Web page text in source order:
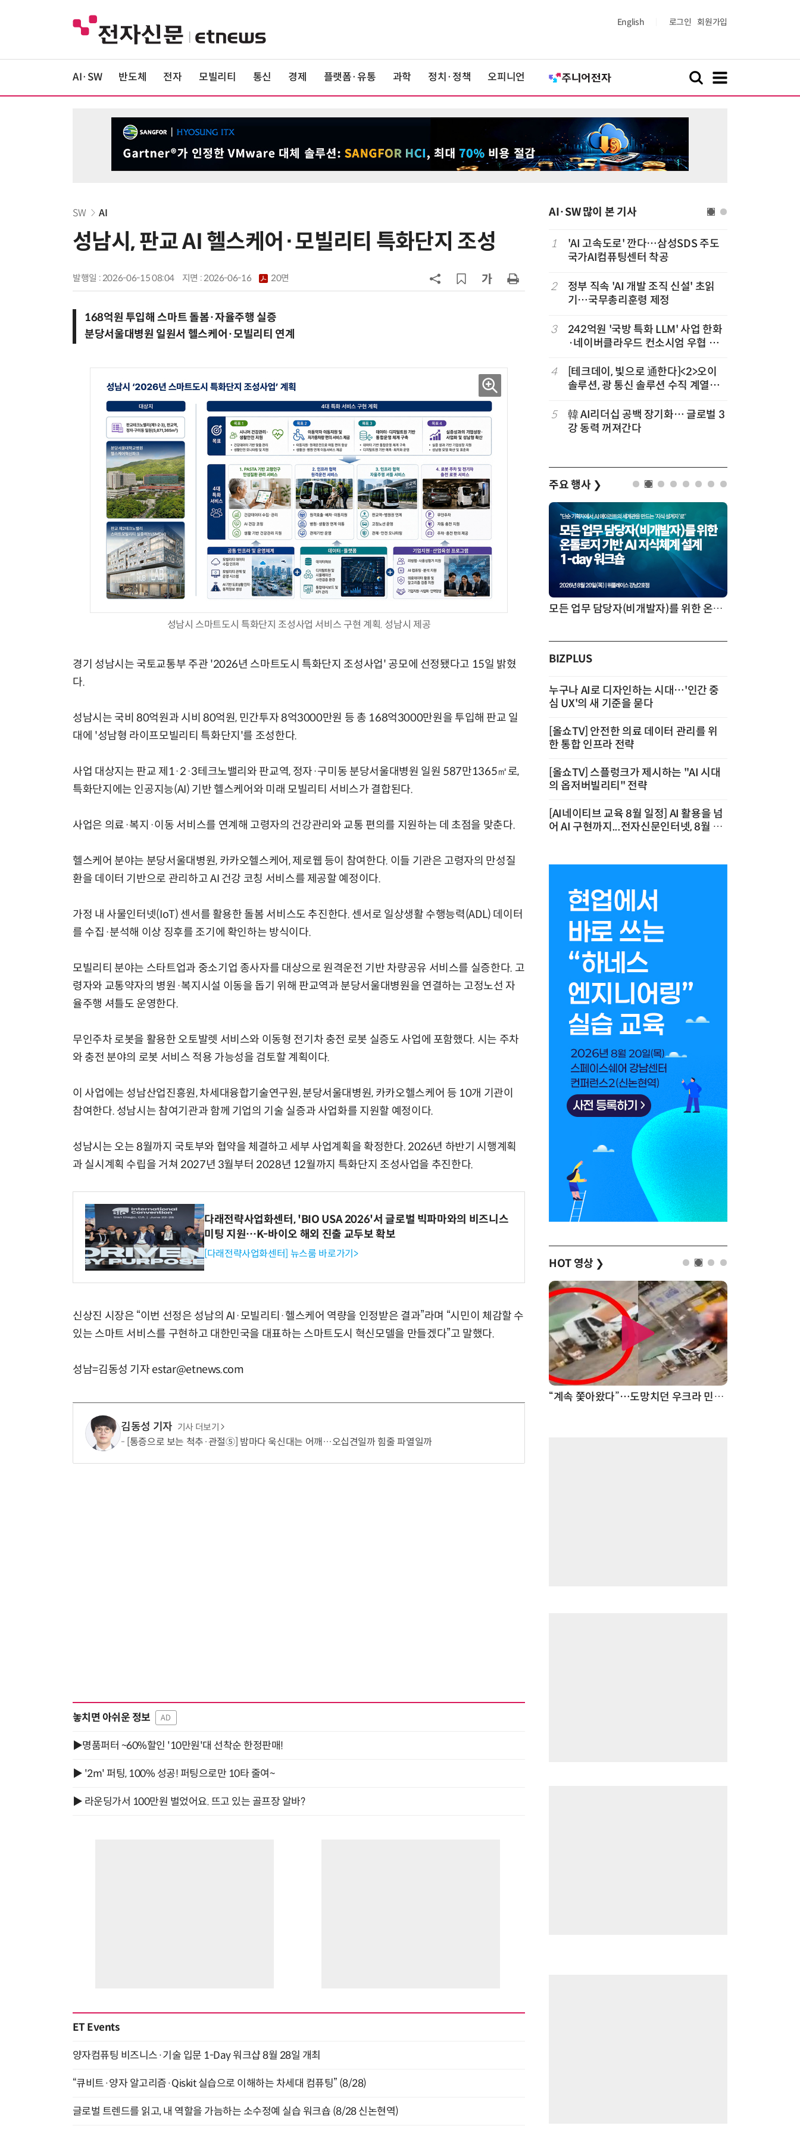
English 로그인 회원가입
AI·SW 반도체 전자 모빌리티 통신 경제 플랫폼·유통 과학 정치·정책 오피니언
SW AI
성남시, 판교 AI 헬스케어·모빌리티 특화단지 조성
발행일 : 2026-06-15 08:04 지면 :2026-06-16 20면
168억원 투입해 스마트 돌봄·자율주행 실증
분당서울대병원 일원서 헬스케어·모빌리티 연계
성남시 스마트도시 특화단지 조성사업 서비스 구현 계획. 성남시 제공
경기 성남시는 국토교통부 주관 '2026년 스마트도시 특화단지 조성사업' 공모에 선정됐다고 15일 밝혔
다.
성남시는 국비 80억원과 시비 80억원, 민간투자 8억3000만원 등 총 168억3000만원을 투입해 판교 일
대에 '성남형 라이프모빌리티 특화단지'를 조성한다.
사업 대상지는 판교 제1·2·3테크노밸리와 판교역, 정자·구미동 분당서울대병원 일원 587만1365㎡로,
특화단지에는 인공지능(AI) 기반 헬스케어와 미래 모빌리티 서비스가 결합된다.
사업은 의료·복지·이동 서비스를 연계해 고령자의 건강관리와 교통 편의를 지원하는 데 초점을 맞춘다.
헬스케어 분야는 분당서울대병원, 카카오헬스케어, 제로웹 등이 참여한다. 이들 기관은 고령자의 만성질
환을 데이터 기반으로 관리하고 AI 건강 코칭 서비스를 제공할 예정이다.
가정 내 사물인터넷(IoT) 센서를 활용한 돌봄 서비스도 추진한다. 센서로 일상생활 수행능력(ADL) 데이터
를 수집·분석해 이상 징후를 조기에 확인하는 방식이다.
모빌리티 분야는 스타트업과 중소기업 종사자를 대상으로 원격운전 기반 차량공유 서비스를 실증한다. 고
령자와 교통약자의 병원·복지시설 이동을 돕기 위해 판교역과 분당서울대병원을 연결하는 고정노선 자
율주행 셔틀도 운영한다.
무인주차 로봇을 활용한 오토발렛 서비스와 이동형 전기차 충전 로봇 실증도 사업에 포함했다. 시는 주차
와 충전 분야의 로봇 서비스 적용 가능성을 검토할 계획이다.
이 사업에는 성남산업진흥원, 차세대융합기술연구원, 분당서울대병원, 카카오헬스케어 등 10개 기관이
참여한다. 성남시는 참여기관과 함께 기업의 기술 실증과 사업화를 지원할 예정이다.
성남시는 오는 8월까지 국토부와 협약을 체결하고 세부 사업계획을 확정한다. 2026년 하반기 시행계획
과 실시계획 수립을 거쳐 2027년 3월부터 2028년 12월까지 특화단지 조성사업을 추진한다.
다래전략사업화센터, 'BIO USA 2026'서 글로벌 빅파마와의 비즈니스
미팅 지원…K-바이오 해외 진출 교두보 확보
[다래전략사업화센터] 뉴스룸 바로가기>
신상진 시장은 “이번 선정은 성남의 AI·모빌리티·헬스케어 역량을 인정받은 결과”라며 “시민이 체감할 수
있는 스마트 서비스를 구현하고 대한민국을 대표하는 스마트도시 혁신모델을 만들겠다”고 말했다.
성남=김동성 기자 estar@etnews.com
김동성 기자 기사 더보기
[통증으로 보는 척추·관절⑤] 밤마다 욱신대는 어깨…오십견일까 힘줄 파열일까
놓치면 아쉬운 정보 AD
▶명품퍼터 ~60%할인 '10만원'대 선착순 한정판매!
▶ '2m' 퍼팅, 100% 성공! 퍼팅으로만 10타 줄여~
▶ 라운딩가서 100만원 벌었어요. 뜨고 있는 골프장 알바?
ET Events
양자컴퓨팅 비즈니스·기술 입문 1-Day 워크샵 8월 28일 개최
“큐비트·양자 알고리즘·Qiskit 실습으로 이해하는 차세대 컴퓨팅” (8/28)
글로벌 트렌드를 읽고, 내 역할을 가늠하는 소수정예 실습 워크숍 (8/28 신논현역)
AI·SW 많이 본 기사
6
美 행정부, AI 모델 '해킹 등 사이버
소프트피브이·성균관대, 실내용 3차
9
앤트로픽·오픈AI 이어 메타도…AI
가 통제 벗어나 외부 해킹
10 구광모 LG 회장, 내주 美 실리콘밸리
서 젠슨 황 재회동
1
'AI 고속도로' 깐다…삼성SDS 주도
국가AI컴퓨팅센터 착공
2
정부 직속 'AI 개발 조직 신설' 초읽
기…국무총리훈령 제정
3
242억원 '국방 특화 LLM' 사업 한화
·네이버클라우드 컨소시엄 우협 선
4
[테크데이, 빛으로 通한다]<2>오이
솔루션, 광 통신 솔루션 수직 계열
략'
5
韓 AI리더십 공백 장기화… 글로벌 3
강 동력 꺼져간다
주요 행사 ❯
모든 업무 담당자(비개발자)를 위한 온톨로지 기반 AI 지식체계 설계 1-day 워크숍
BIZPLUS
누구나 AI로 디자인하는 시대…'인간 중
심 UX'의 새 기준을 묻다
[올쇼TV] 안전한 의료 데이터 관리를 위
한 통합 인프라 전략
[올쇼TV] 스플렁크가 제시하는 "AI 시대
의 옵저버빌리티" 전략
[AI네이티브 교육 8월 일정] AI 활용을 넘
어 AI 구현까지...전자신문인터넷, 8월 실
HOT 영상 ❯
“계속 쫓아왔다”…도망치던 우크라 민간인 공격한 러 자폭 드론